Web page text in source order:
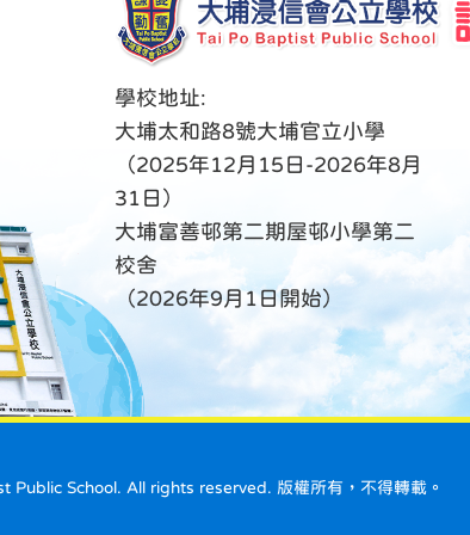
學校地址:
大埔太和路8號大埔官立小學
（2025年12月15日-2026年8月
31日）
大埔富善邨第二期屋邨小學第二
校舍
（2026年9月1日開始）
Public School. All rights reserved. 版權所有，不得轉載。